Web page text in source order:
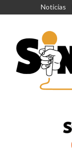
Noticias